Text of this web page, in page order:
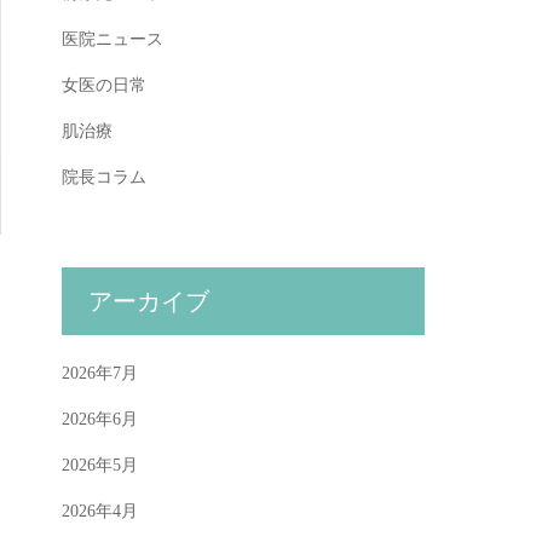
医院ニュース
女医の日常
肌治療
院長コラム
アーカイブ
2026年7月
2026年6月
2026年5月
2026年4月